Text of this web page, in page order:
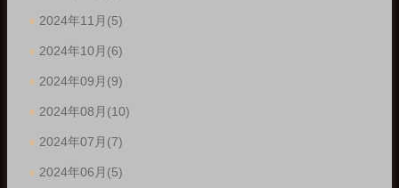
2024年11月(5)
2024年10月(6)
2024年09月(9)
2024年08月(10)
2024年07月(7)
2024年06月(5)